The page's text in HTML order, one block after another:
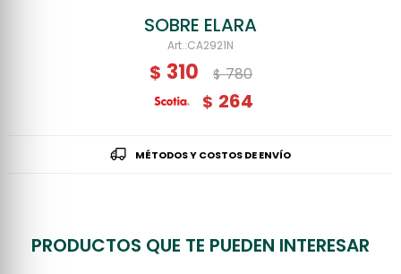
SOBRE ELARA
CA2921N
$ 310 $ 780
$ 264
MÉTODOS Y COSTOS DE ENVÍO
PRODUCTOS QUE TE PUEDEN INTERESAR